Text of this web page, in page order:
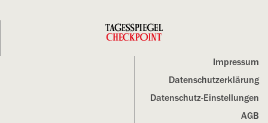
Impressum
Datenschutz­erklärung
Datenschutz-Einstellungen
AGB